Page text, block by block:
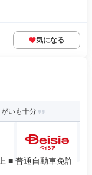
気になる
いも十分
■ 普通自動車免許